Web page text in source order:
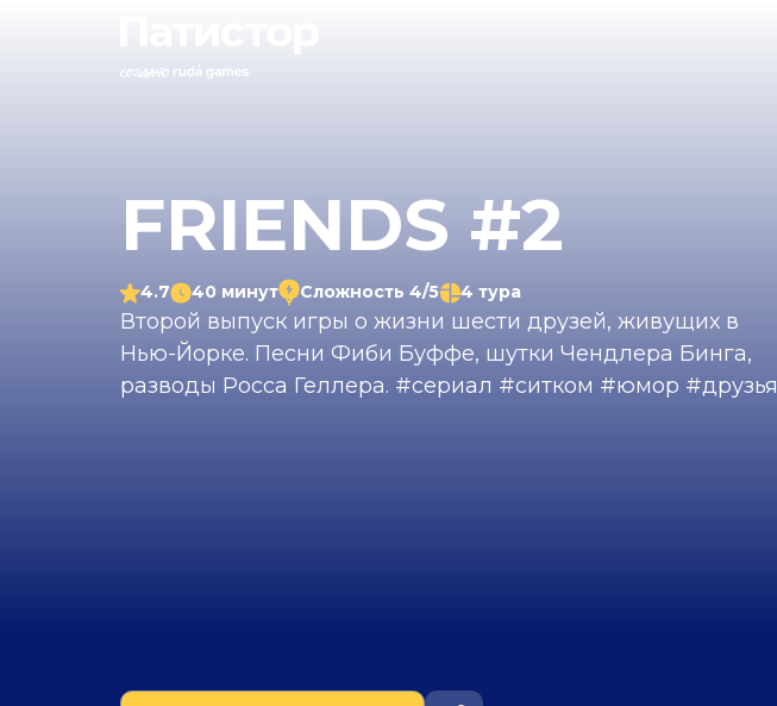
FRIENDS #2
4.7 40 минут Сложность 4/5 4 тура
Второй выпуск игры о жизни шести друзей, живущих в
Нью-Йорке. Песни Фиби Буффе, шутки Чендлера Бинга,
разводы Росса Геллера. #сериал #ситком #юмор #друзья